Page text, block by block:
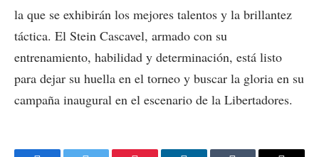
la que se exhibirán los mejores talentos y la brillantez
táctica. El Stein Cascavel, armado con su
entrenamiento, habilidad y determinación, está listo
para dejar su huella en el torneo y buscar la gloria en su
campaña inaugural en el escenario de la Libertadores.